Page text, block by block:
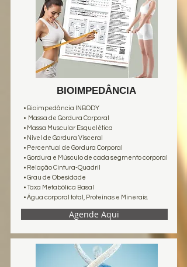
BIOIMPEDÂNCIA
• Bioimpedância INBODY
• Massa de Gordura Corporal
• Massa Muscular Esquelética
• Nível de Gordura Visceral
• Percentual de Gordura Corporal
• Gordura e Músculo de cada segmento corporal
• Relação Cintura-Quadril
• Grau de Obesidade
• Taxa Metabólica Basal
• Água corporal total, Proteínas e Minerais.
Agende Aqui